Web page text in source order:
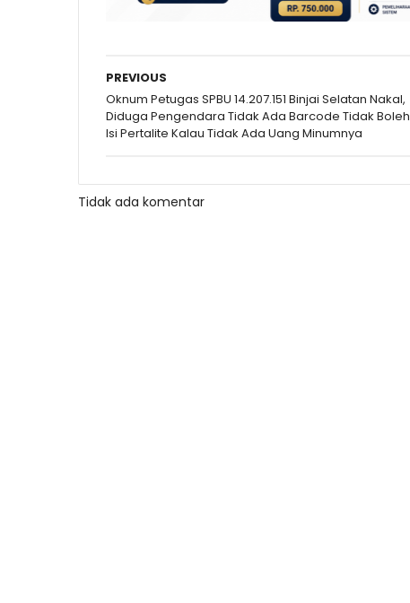
PREVIOUS
Oknum Petugas SPBU 14.207.151 Binjai Selatan Nakal,
Diduga Pengendara Tidak Ada Barcode Tidak Boleh
Isi Pertalite Kalau Tidak Ada Uang Minumnya
Tidak ada komentar